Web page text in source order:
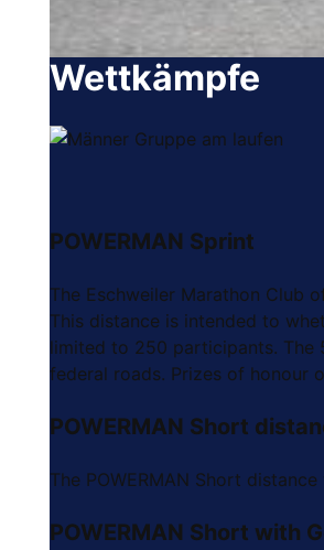
Wettkämpfe
POWERMAN Sprint
The Eschweiler Marathon Club
This distance is intended to
limited to 250 participants. The
federal roads. Prizes of honour
POWERMAN Short
The POWERMAN Short
POWERMAN Short with